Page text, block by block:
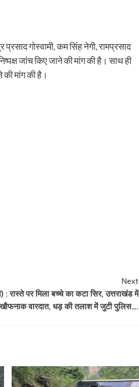
प्रसाद गोस्वामी, कम सिंह नेगी, रामप्रसाद
जांच किए जाने की मांग की है। साथ ही
की मांग की है।
Next
: रास्ते पर मिला बच्चे का कटा सिर, उत्तराखंड में
वारदात, धड़ की तलाश में जुटी पुलिस….